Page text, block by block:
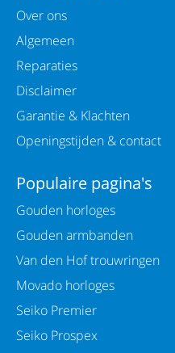
Over ons
Algemeen
Reparaties
Disclaimer
Garantie & Klachten
Openingstijden & contact
Populaire pagina's
Gouden horloges
Gouden armbanden
Van den Hof trouwringen
Movado horloges
Seiko Premier
Seiko Prospex